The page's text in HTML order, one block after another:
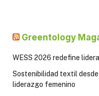
Greentology
WESS 2026 redefine
Sostenibilidad textil
liderazgo femenino